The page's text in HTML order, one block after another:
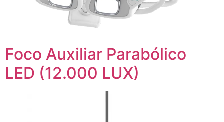
Foco Auxiliar Parabólico
LED (12.000 LUX)